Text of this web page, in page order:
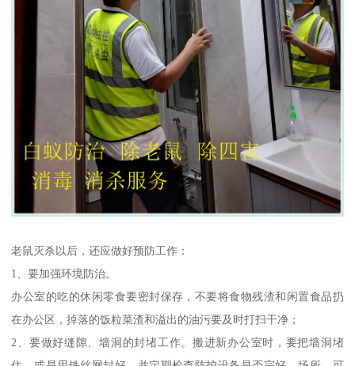
老鼠灭杀以后，还应做好预防工作：
1、要加强环境防治。
办公室的吃的休闲零食要密封保存，不要将食物残渣和闲置食品扔
在办公区，掉落的饭粒菜渣和溢出的油污要及时打扫干净；
2、要做好缝隙、墙洞的封堵工作。搬进新办公室时，要把墙洞堵